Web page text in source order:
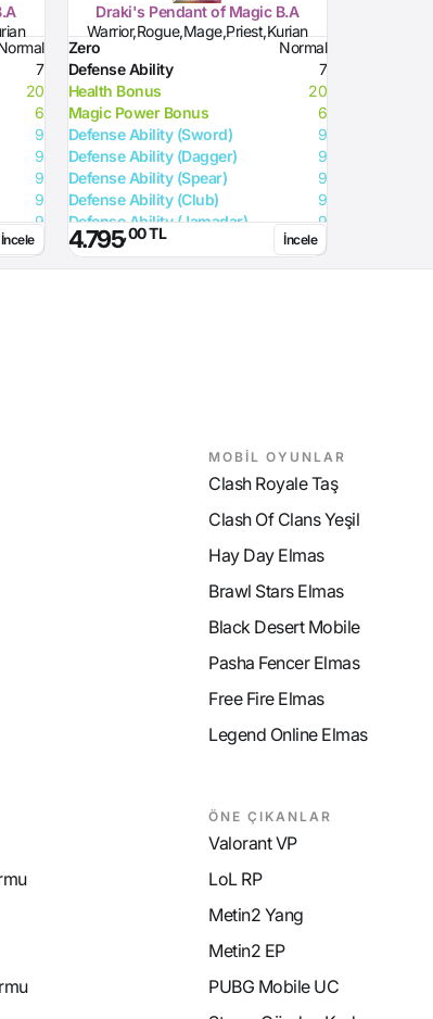
7
20
6
9
9
9
9
9
İncele
Draki's Pendant of Magic B.A
Warrior,Rogue,Mage,Priest,Kurian
Zero
Normal
Defense Ability
7
Health Bonus
20
Magic Power Bonus
6
Defense Ability (Sword)
9
Defense Ability (Dagger)
9
Defense Ability (Spear)
9
Defense Ability (Club)
9
Defense Ability (Jamadar)
9
Defense Ability (Arrow)
9
4.795,00 TL İncele
MOBİL OYUNLAR
Clash Royale Taş
Clash Of Clans Yeşil
Hay Day Elmas
Brawl Stars Elmas
Black Desert Mobile
Pasha Fencer Elmas
Free Fire Elmas
Legend Online Elmas
ÖNE ÇIKANLAR
Valorant VP
LoL RP
Metin2 Yang
Metin2 EP
PUBG Mobile UC